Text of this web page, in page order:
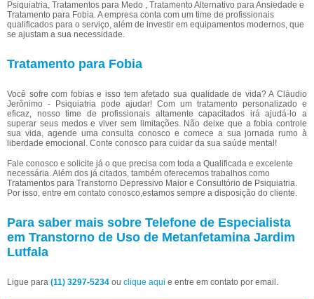
Psiquiatria, Tratamentos para Medo , Tratamento Alternativo para Ansiedade e
Tratamento para Fobia. A empresa conta com um time de profissionais
qualificados para o serviço, além de investir em equipamentos modernos, que
se ajustam a sua necessidade.
Tratamento para Fobia
Você sofre com fobias e isso tem afetado sua qualidade de vida? A Cláudio
Jerônimo - Psiquiatria pode ajudar! Com um tratamento personalizado e
eficaz, nosso time de profissionais altamente capacitados irá ajudá-lo a
superar seus medos e viver sem limitações. Não deixe que a fobia controle
sua vida, agende uma consulta conosco e comece a sua jornada rumo à
liberdade emocional. Conte conosco para cuidar da sua saúde mental!
Fale conosco e solicite já o que precisa com toda a Qualificada e excelente
necessária. Além dos já citados, também oferecemos trabalhos como
Tratamentos para Transtorno Depressivo Maior e Consultório de Psiquiatria.
Por isso, entre em contato conosco,estamos sempre a disposição do cliente.
Para saber mais sobre Telefone de Especialista
em Transtorno de Uso de Metanfetamina Jardim
Lutfala
Ligue para (11) 3297-5234 ou clique aqui e entre em contato por email.